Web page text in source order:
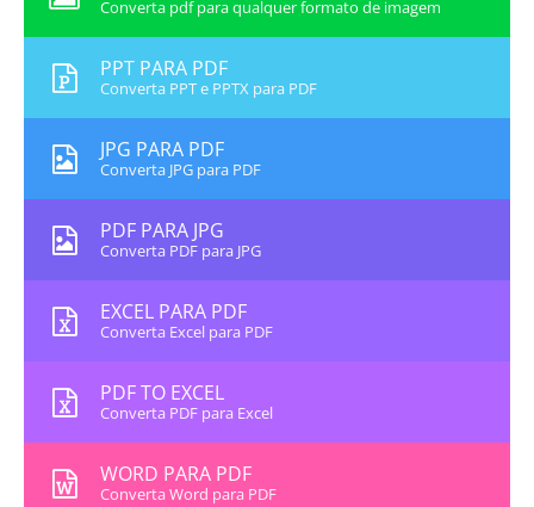
Converta pdf para qualquer formato de imagem
PPT PARA PDF
Converta PPT e PPTX para PDF
JPG PARA PDF
Converta JPG para PDF
PDF PARA JPG
Converta PDF para JPG
EXCEL PARA PDF
Converta Excel para PDF
PDF TO EXCEL
Converta PDF para Excel
WORD PARA PDF
Converta Word para PDF